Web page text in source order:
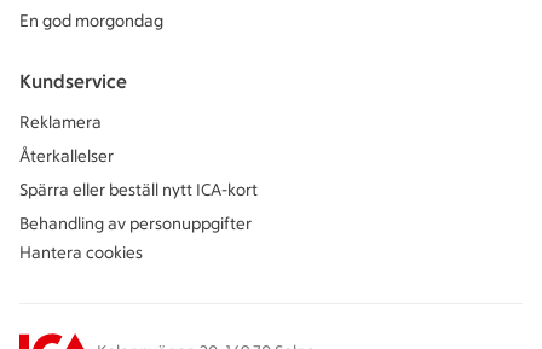
En god morgondag
Kundservice
Reklamera
Återkallelser
Spärra eller beställ nytt ICA-kort
Behandling av personuppgifter
Hantera cookies